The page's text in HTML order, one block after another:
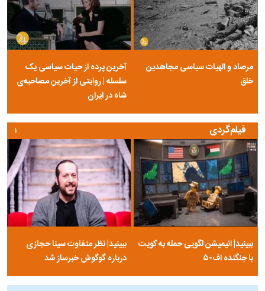
مرصاد و الهیات سیاسی مجاهدین
خلق
آخرین پرده از حیات سیاسی یک
سلسله | روایتی از آخرین مصاحبه‌ی
شاه در ایران
فیلم‌گردی
ببینید| انیمیشن لگویی حمله به کویت
با جنگنده اف-۵
ببینید| نظر متفاوت سینا حجازی
درباره گوگوش خبرساز شد
۱